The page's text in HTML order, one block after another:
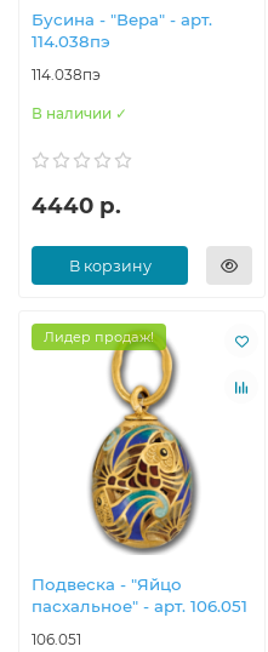
Бусина - "Вера" - арт.
114.038пэ
114.038пэ
В наличии ✓
4440 р.
В корзину
Лидер продаж!
Подвеска - "Яйцо
пасхальное" - арт. 106.051
106.051